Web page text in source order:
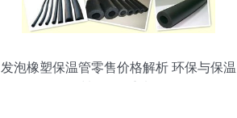
发泡橡塑保温管零售价格解析 环保与保温